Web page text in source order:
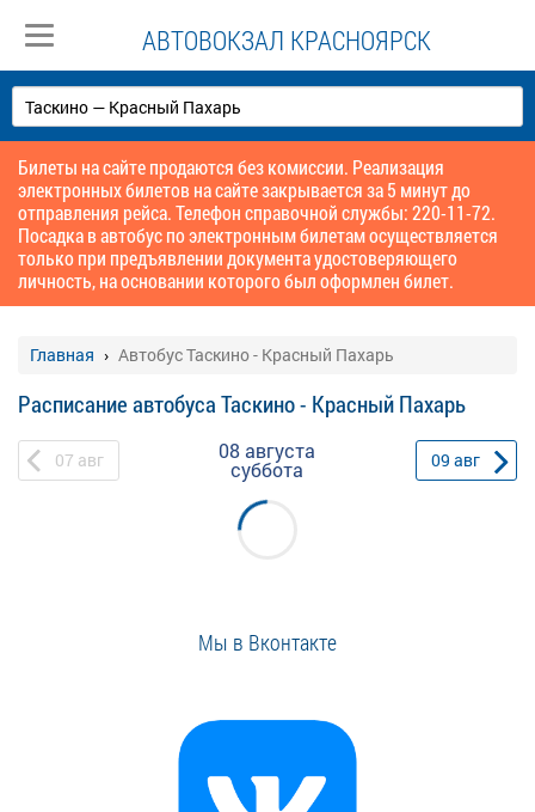
АВТОВОКЗАЛ КРАСНОЯРСК
Билеты на сайте продаются без комиссии. Реализация
электронных билетов на сайте закрывается за 5 минут до
отправления рейса. Телефон справочной службы: 220-11-72.
Посадка в автобус по электронным билетам осуществляется
только при предъявлении документа удостоверяющего
личность, на основании которого был оформлен билет.
Главная Автобус Таскино - Красный Пахарь
Расписание автобуса Таскино - Красный Пахарь
07 авг 08 августа
суббота 09 авг
Мы в Вконтакте